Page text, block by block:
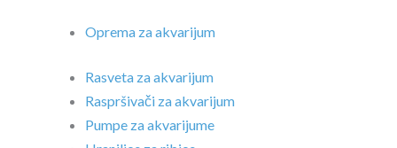
Oprema za akvarijum
Rasveta za akvarijum
Raspršivači za akvarijum
Pumpe za akvarijume